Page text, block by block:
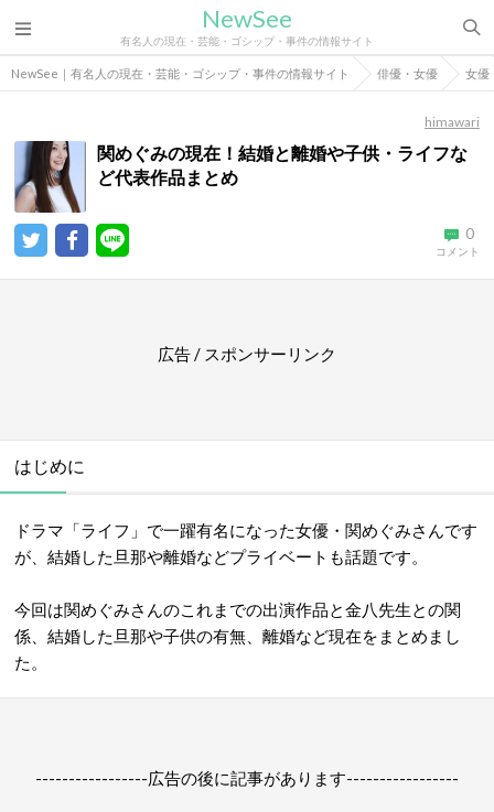
NewSee
有名人の現在・芸能・ゴシップ・事件の情報サイト
NewSee｜有名人の現在・芸能・ゴシップ・事件の情報サイト 俳優・女優 女優
himawari
関めぐみの現在！結婚と離婚や子供・ライフな
ど代表作品まとめ
0
コメント
広告 / スポンサーリンク
はじめに
ドラマ「ライフ」で一躍有名になった女優・関めぐみさんです
が、結婚した旦那や離婚などプライベートも話題です。
今回は関めぐみさんのこれまでの出演作品と金八先生との関
係、結婚した旦那や子供の有無、離婚など現在をまとめまし
た。
-----------------広告の後に記事があります-----------------